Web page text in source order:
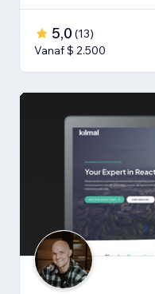
5,0 (13)
Vanaf $ 2.500